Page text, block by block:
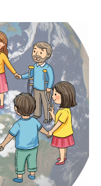
Bio
Akteur